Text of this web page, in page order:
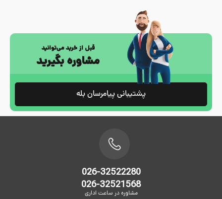
قبل از خرید می‌توانید
مشاوره بگیرید
پشتیبانی پیامرسان بله
026-32522280
026-32521568
مشاوره در ساعت اداری